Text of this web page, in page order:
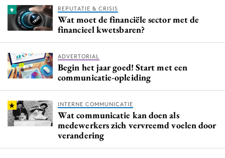
REPUTATIE & CRISIS
Wat moet de financiële sector met de
financieel kwetsbaren?
ADVERTORIAL
Begin het jaar goed! Start met een
communicatie-opleiding
INTERNE COMMUNICATIE
Wat communicatie kan doen als
medewerkers zich vervreemd voelen door
verandering